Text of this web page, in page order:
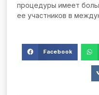
процедуры имеет
ее участников в
Facebook